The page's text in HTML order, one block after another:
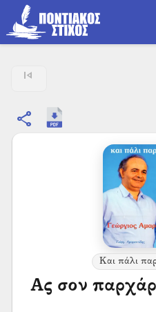
skip_previous
share
Και πάλι
Ας σον